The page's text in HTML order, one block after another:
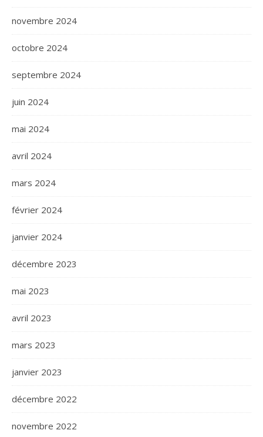
novembre 2024
octobre 2024
septembre 2024
juin 2024
mai 2024
avril 2024
mars 2024
février 2024
janvier 2024
décembre 2023
mai 2023
avril 2023
mars 2023
janvier 2023
décembre 2022
novembre 2022